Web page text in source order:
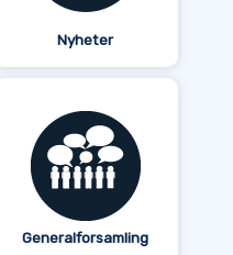
Nyheter
Generalforsamling